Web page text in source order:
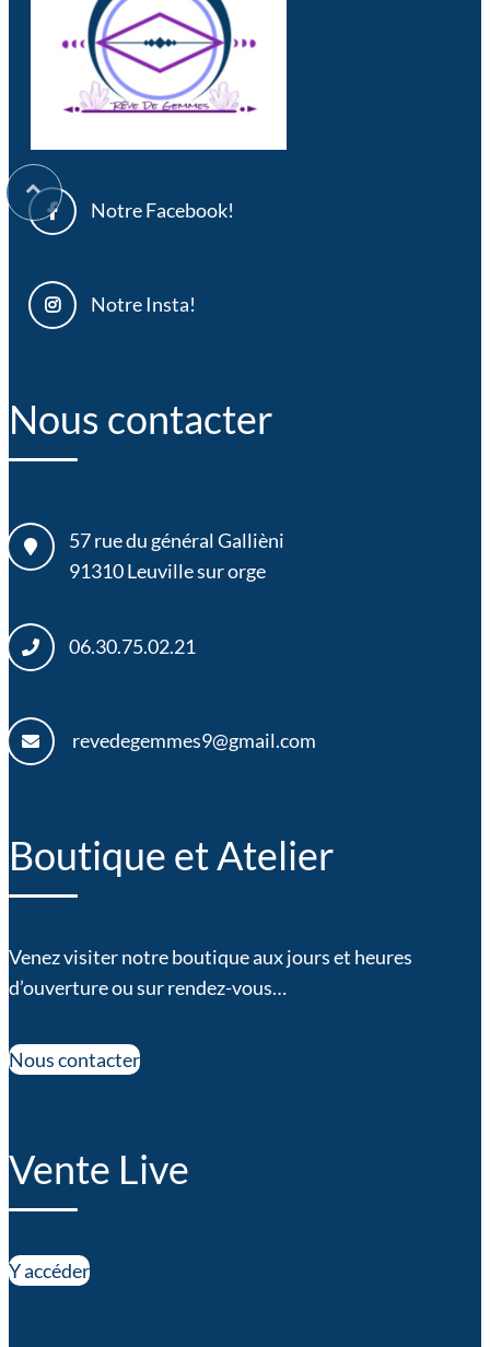
Notre Facebook!
Notre Insta!
Nous contacter
57 rue du général Gallièni
91310Leuville sur orge
06.30.75.02.21
revedegemmes9@gmail.com
Boutique et Atelier
Venez visiter notre boutique aux jours et heures
d’ouverture ou sur rendez-vous…
Nous contacter
Vente Live
Y accéder